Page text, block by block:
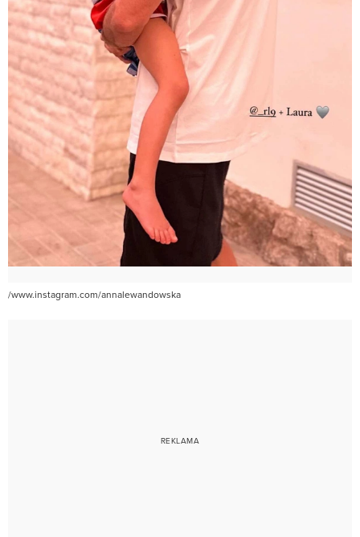
/www.instagram.com/annalewandowska